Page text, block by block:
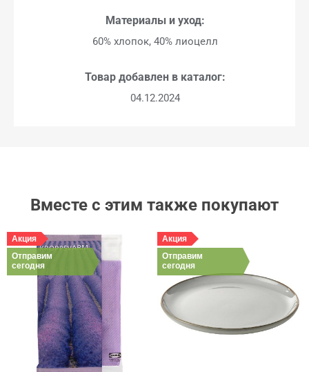
Материалы и уход:
60% хлопок, 40% лиоцелл
Товар добавлен в каталог:
04.12.2024
Вместе с этим также покупают
Акция
Отправим
сегодня
Акция
Отправим
сегодня